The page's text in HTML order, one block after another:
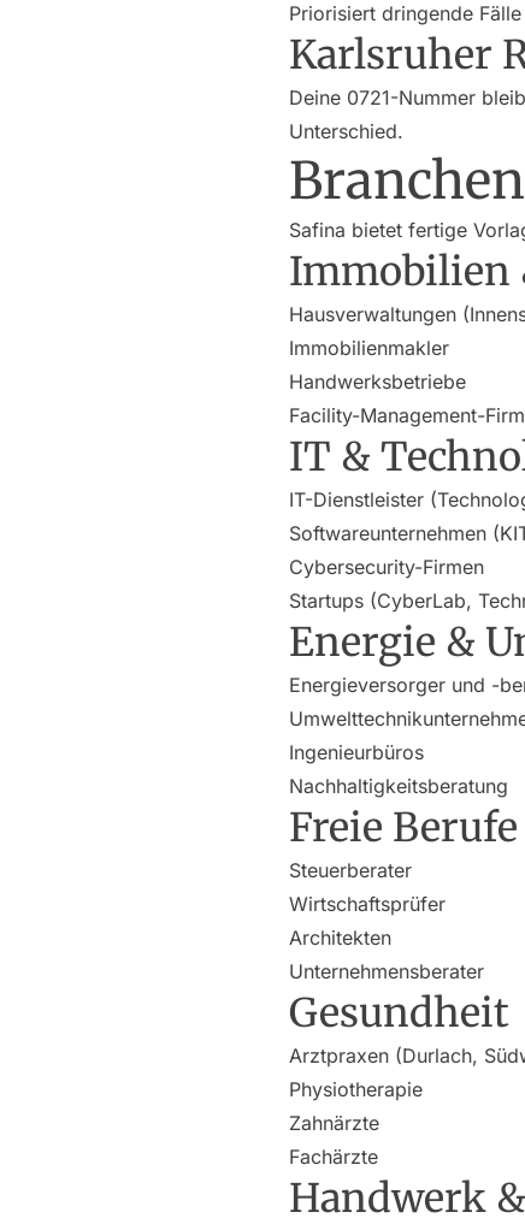
Priorisiert dringende
Karlsruher
Deine 0721-Nummer
Unterschied.
Safina bietet fertige
Immobilien
Hausverwaltungen
Immobilienmakler
Handwerksbetriebe
Facility-Management-
IT &
IT-Dienstleister
Softwareunternehmen
Cybersecurity-Firmen
Startups (CyberLab,
Energie &
Energieversorger und -
Ingenieurbüros
Nachhaltigkeitsberatung
Freie Berufe
Steuerberater
Wirtschaftsprüfer
Architekten
Unternehmensberater
Gesundheit
Arztpraxen (Durlach,
Physiotherapie
Zahnärzte
Fachärzte
Handwerk